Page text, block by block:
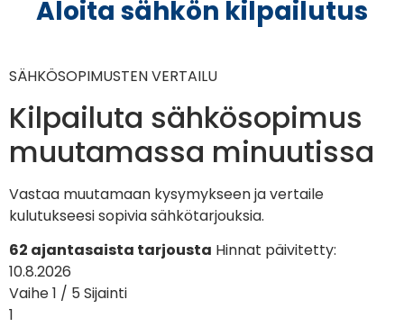
Aloita sähkön kilpailutus
SÄHKÖSOPIMUSTEN VERTAILU
Kilpailuta sähkösopimus
muutamassa minuutissa
Vastaa muutamaan kysymykseen ja vertaile
kulutukseesi sopivia sähkötarjouksia.
62 ajantasaista tarjousta Hinnat päivitetty:
10.8.2026
Vaihe 1 / 5 Sijainti
1